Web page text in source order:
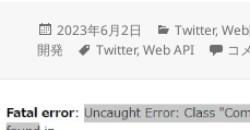
投
稿
2023年6月2日
カ
テ
ー
Twitter,
開発
タ
Twitter,Web API コ